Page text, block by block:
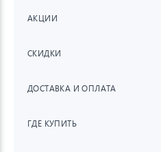
АКЦИИ
СКИДКИ
ДОСТАВКА И ОПЛАТА
ГДЕ КУПИТЬ